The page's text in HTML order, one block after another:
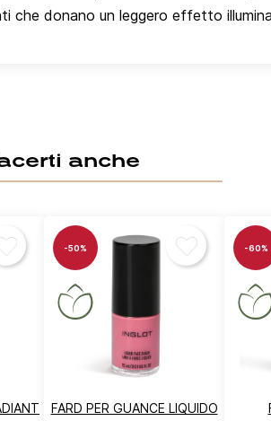
che donano un leggero effetto
anche
FARD PER GUANCE LIQUIDO
-50% -60%